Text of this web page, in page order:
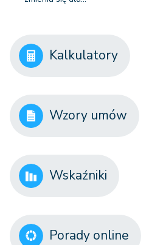
Kalkulatory
Wzory umów
Wskaźniki
Porady online